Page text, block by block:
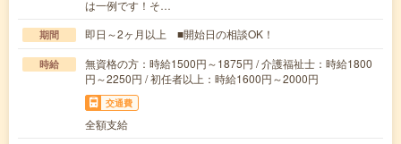
は一例です！そ…
期間 即日～2ヶ月以上 ■開始日の相談OK！
時給
無資格の方：時給1500円～1875円 / 介護福祉士：時給1800
円～2250円 / 初任者以上：時給1600円～2000円
交通費
全額支給